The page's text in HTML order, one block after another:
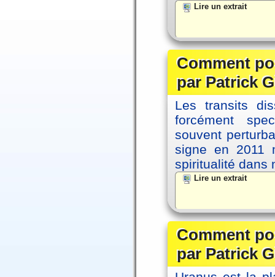
Lire un extrait
Comment
par Patrick
Les transits
forcément
souvent
signe en 2011
spiritualité dans
Lire un extrait
Comment
par Patrick